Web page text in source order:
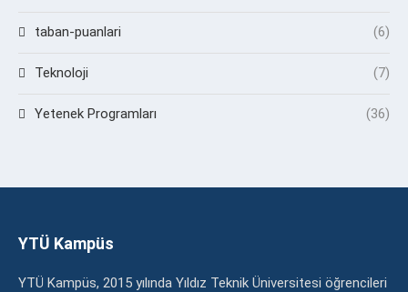
taban-puanlari (6)
Teknoloji (7)
Yetenek Programları (36)
YTÜ Kampüs
YTÜ Kampüs, 2015 yılında Yıldız Teknik Üniversitesi öğrencileri